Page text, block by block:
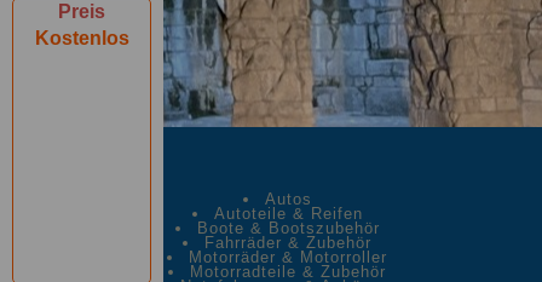
Preis
Kostenlos
Autos
Autoteile & Reifen
Boote & Bootszubehör
Fahrräder & Zubehör
Motorräder & Motorroller
Motorradteile & Zubehör